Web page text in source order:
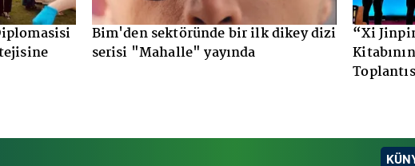
Bim'den sektöründe bir ilk dikey dizi
serisi "Mahalle" yayında
“Xi Jinping: Çin’in
Kitabının 5. Cildinin
Toplantısı Ankara’da